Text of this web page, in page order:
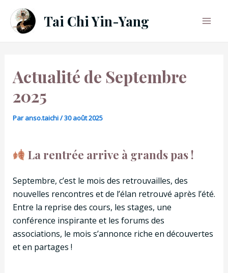
contenu
Tai Chi Yin-Yang
Actualité de Septembre
2025
Paranso.taichi/30 août 2025
La rentrée arrive à grands pas !
Septembre, c’est le mois des retrouvailles, des
nouvelles rencontres et de l’élan retrouvé après l’été.
Entre la reprise des cours, les stages, une
conférence inspirante et les forums des
associations, le mois s’annonce riche en découvertes
et en partages !